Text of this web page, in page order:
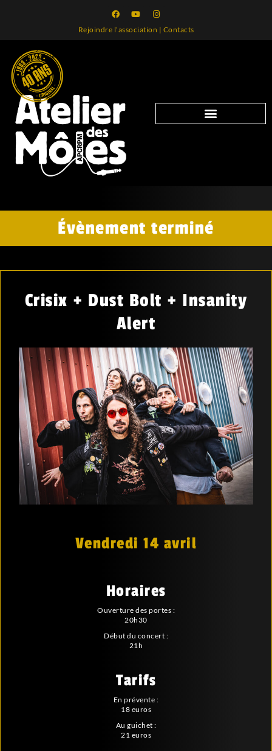
Rejoindre l’association | Contacts
Évènement terminé
Crisix + Dust Bolt + Insanity
Alert
Vendredi 14 avril
Horaires
Ouverture des portes :
20h30
Début du concert :
21h
Tarifs
En prévente :
18 euros
Au guichet :
21 euros